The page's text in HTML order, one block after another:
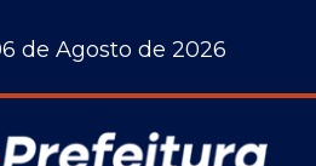
de Agosto de 2026